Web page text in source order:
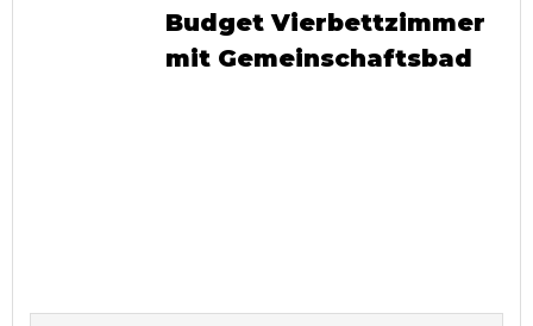
Budget Vierbettzimmer
mit Gemeinschaftsbad